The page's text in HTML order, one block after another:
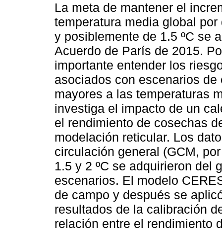
La meta de mantener el
temperatura media global por
y posiblemente de 1.5 ºC se
Acuerdo de París de 2015.
importante entender los
asociados con escenarios de
mayores a las temperaturas
investiga el impacto de un
el rendimiento de cosechas
modelación reticular. Los
circulación general (GCM,
1.5 y 2 ºC se adquirieron del
escenarios. El modelo
de campo y después se
resultados de la calibración
relación entre el rendimiento